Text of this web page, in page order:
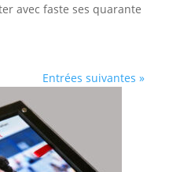
avec faste ses quarante
Entrées suivantes »